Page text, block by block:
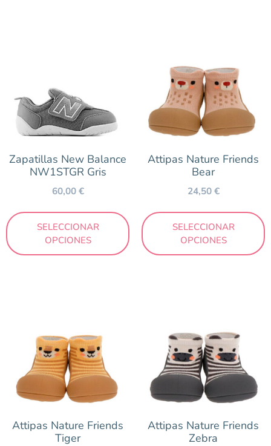
Zapatillas New Balance
NW1STGR Gris
60,00€
SELECCIONAR
OPCIONES
Attipas Nature Friends
Bear
24,50€
SELECCIONAR
OPCIONES
Attipas Nature Friends
Tiger
Attipas Nature Friends
Zebra